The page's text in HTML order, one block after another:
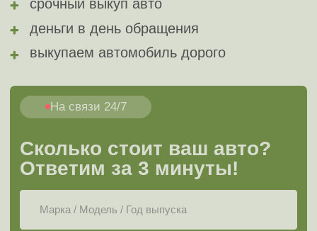
+7
Согласие с политикой конфиденциальности
Узнать стоимость своего авто
Сколько стоит ваш авто?
Ответим за 3 минуты!
Оценить в мессенджерах
или напишите нам в мессенджеры